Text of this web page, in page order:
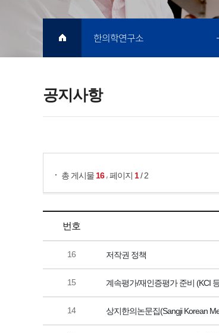
공지사항
한의학연구소
총 게시물 16 ,페이지 1/ 2
번호
16 저작권 정책
15 계속평가/재인증평가 준비 (KCI
14 상지한의논문집(Sangji Korean